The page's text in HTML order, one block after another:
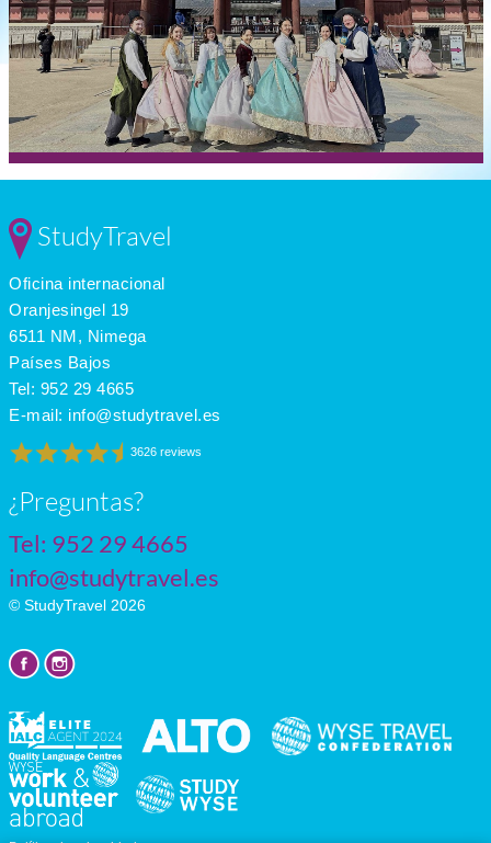
StudyTravel
Oficina internacional
Oranjesingel 19
6511 NM, Nimega
Países Bajos
Tel: 952 29 4665
E-mail: info@studytravel.es
3626 reviews
¿Preguntas?
Tel: 952 29 4665
info@studytravel.es
© StudyTravel 2026